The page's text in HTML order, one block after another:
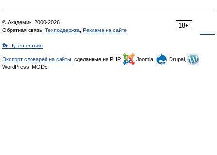
18+
© Академик, 2000-2026
Обратная связь: Техподдержка Реклама на сайте
👣 Путешествия
Экспорт словарей на сайты , сделанные на PHP, Joomla,
Drupal,
WordPress, MODx.